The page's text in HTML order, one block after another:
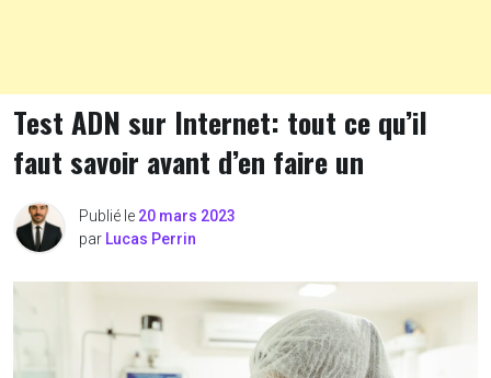
Test ADN sur Internet: tout ce qu’il
faut savoir avant d’en faire un
Publié le 20 mars 2023
par Lucas Perrin